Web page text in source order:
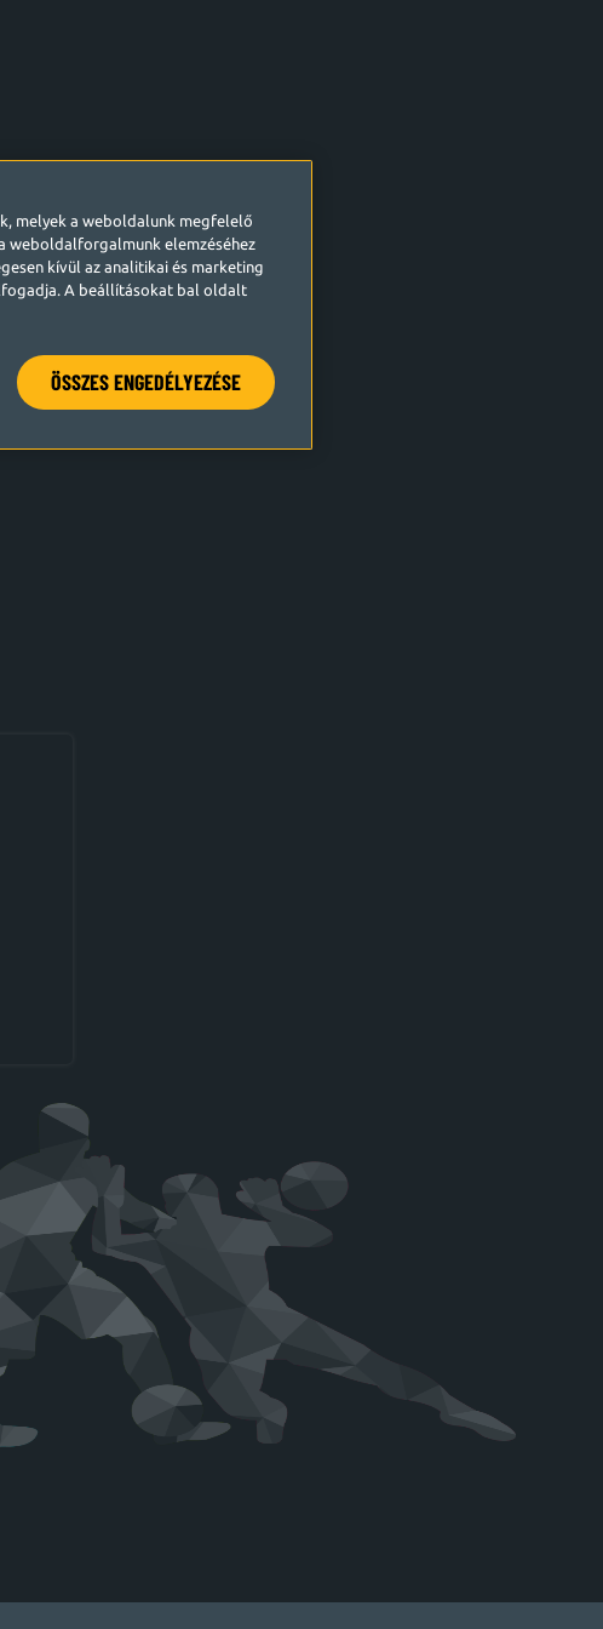
melyek a weboldalunk megfelelő
weboldalforgalmunk elemzéséhez
kívül az analitikai és marketing
A beállításokat bal oldalt
ÖSSZES ENGEDÉLYEZÉSE